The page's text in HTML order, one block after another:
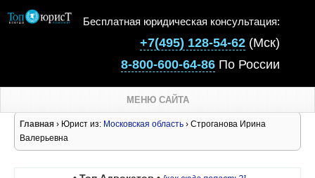
Бесплатная юридическая консультация:
+7(495) 128-54-62 (Мск)
8-800-600-64-86 По России
МЕНЮ САЙТА
Главная › Юрист из: Московская область › Строганова Ирина
Валерьевна